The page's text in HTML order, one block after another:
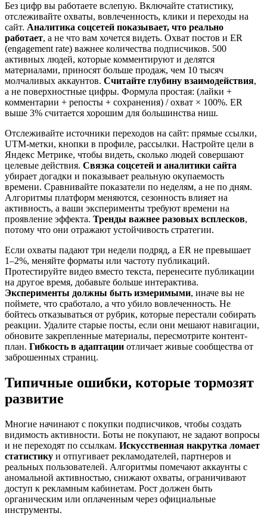
Без цифр вы работаете вслепую. Включайте статистику,
отслеживайте охваты, вовлеченность, клики и переходы на
сайт. Аналитика соцсетей показывает, что реально
работает, а не что вам хочется видеть. Охват постов и ER
(engagement rate) важнее количества подписчиков. 500
активных людей, которые комментируют и делятся
материалами, приносят больше продаж, чем 10 тысяч
молчаливых аккаунтов. Считайте глубину взаимодействия,
а не поверхностные цифры. Формула простая: (лайки +
комментарии + репосты + сохранения) / охват × 100%. ER
выше 3% считается хорошим для большинства ниш.
Отслеживайте источники переходов на сайт: прямые ссылки,
UTM-метки, кнопки в профиле, рассылки. Настройте цели в
Яндекс Метрике, чтобы видеть, сколько людей совершают
целевые действия. Связка соцсетей и аналитики сайта
убирает догадки и показывает реальную окупаемость
времени. Сравнивайте показатели по неделям, а не по дням.
Алгоритмы платформ меняются, сезонность влияет на
активность, а ваши эксперименты требуют времени на
проявление эффекта. Тренды важнее разовых всплесков,
потому что они отражают устойчивость стратегии.
Если охваты падают три недели подряд, а ER не превышает
1–2%, меняйте форматы или частоту публикаций.
Протестируйте видео вместо текста, перенесите публикации
на другое время, добавьте больше интерактива.
Эксперименты должны быть измеримыми, иначе вы не
поймете, что сработало, а что убило вовлеченность. Не
бойтесь отказываться от рубрик, которые перестали собирать
реакции. Удалите старые посты, если они мешают навигации,
обновите закрепленные материалы, пересмотрите контент-
план. Гибкость в адаптации отличает живые сообщества от
заброшенных страниц.
Типичные ошибки, которые тормозят
развитие
Многие начинают с покупки подписчиков, чтобы создать
видимость активности. Боты не покупают, не задают вопросы
и не переходят по ссылкам. Искусственная накрутка ломает
статистику и отпугивает рекламодателей, партнеров и
реальных пользователей. Алгоритмы помечают аккаунты с
аномальной активностью, снижают охваты, ограничивают
доступ к рекламным кабинетам. Рост должен быть
органическим или оплаченным через официальные
инструменты.